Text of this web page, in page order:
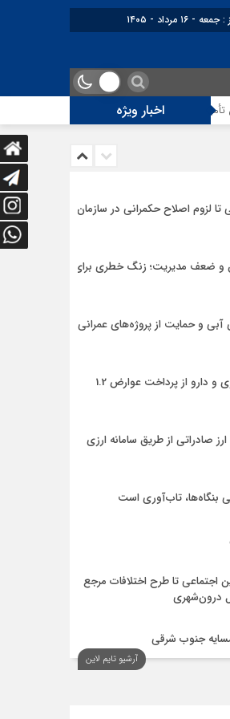
- ۱۶ مرداد - ۱۴۰۵
اخبار ویژه اجتماعی توقف‌های مرزی، هزینه‌های پنهان
لزوم اصلاح حکمرانی در سازمان
و ضعف مدیریت؛ زنگ خطری برای
و حمایت از پروژه‌های عمرانی
معافیت 199 کالای اساسی کشاورزی و دارو از پرداخت عوارض 1.2
صادراتی از طریق سامانه ارزی
بنگاه‌ها، تاب‌آوری است
اجتماعی تا طرح اختلافات مرجع
درون‌شهری
جنوب شرقی
آرشیو تایم لاین